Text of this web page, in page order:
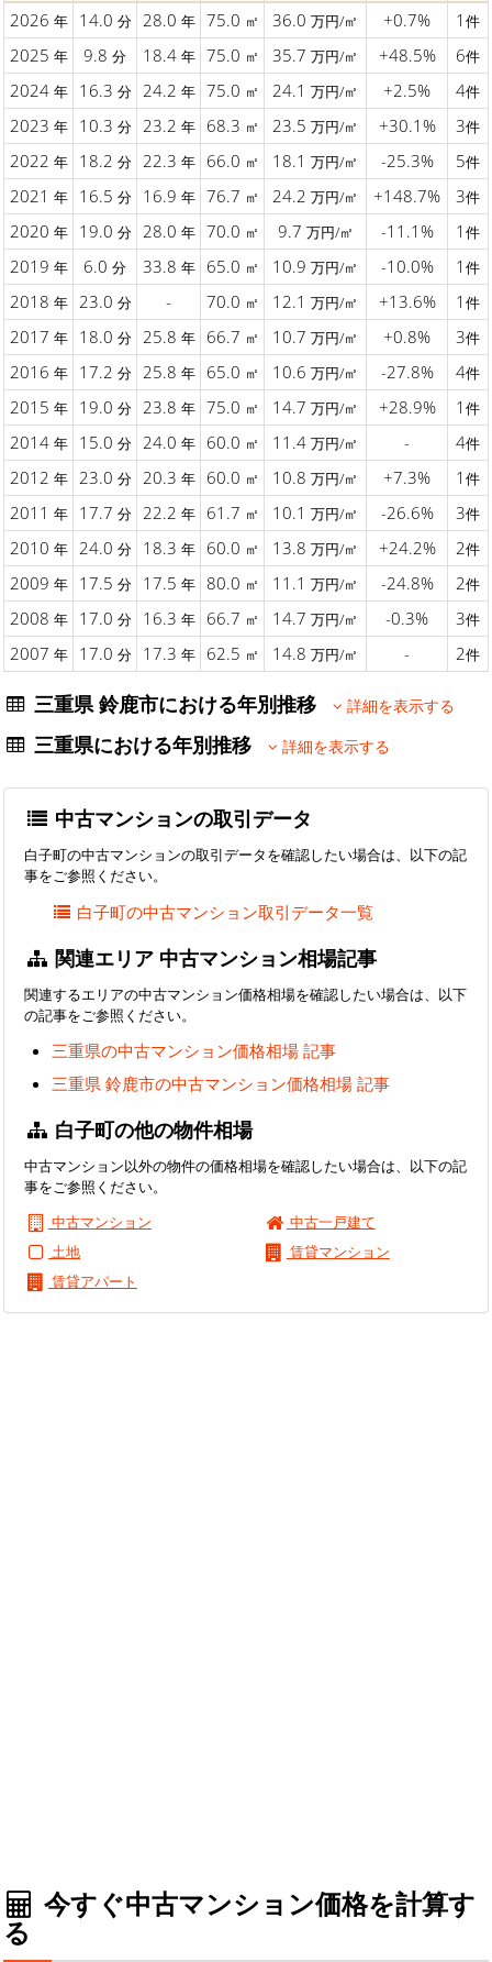
2026 年 14.0 分 28.0 年 75.0 ㎡ 36.0 万円/㎡ +0.7% 1 件
2025 年 9.8 分 18.4 年 75.0 ㎡ 35.7 万円/㎡ +48.5% 6件
2024 年 16.3 分 24.2 年 75.0 ㎡ 24.1 万円/㎡ +2.5% 4件
2023 年 10.3 分 23.2 年 68.3 ㎡ 23.5 万円/㎡ +30.1% 3件
2022 年 18.2 分 22.3 年 66.0 ㎡ 18.1 万円/㎡ -25.3% 5件
2021 年 16.5 分 16.9 年 76.7 ㎡ 24.2 万円/㎡ +148.7% 3件
2020 年 19.0 分 28.0 年 70.0 ㎡ 9.7 万円/㎡ -11.1% 1 件
2019 年 6.0 分 33.8 年 65.0 ㎡ 10.9 万円/㎡ -10.0% 1 件
2018 年 23.0 分 - 70.0 ㎡ 12.1 万円/㎡ +13.6% 1 件
2017 年 18.0 分 25.8 年 66.7 ㎡ 10.7 万円/㎡ +0.8% 3件
2016 年 17.2 分 25.8 年 65.0 ㎡ 10.6 万円/㎡ -27.8% 4件
2015 年 19.0 分 23.8 年 75.0 ㎡ 14.7 万円/㎡ +28.9% 1 件
2014 年 15.0 分 24.0 年 60.0 ㎡ 11.4 万円/㎡ - 4件
2012 年 23.0 分 20.3 年 60.0 ㎡ 10.8 万円/㎡ +7.3% 1 件
2011 年 17.7 分 22.2 年 61.7 ㎡ 10.1 万円/㎡ -26.6% 3件
2010 年 24.0 分 18.3 年 60.0 ㎡ 13.8 万円/㎡ +24.2% 2件
2009 年 17.5 分 17.5 年 80.0 ㎡ 11.1 万円/㎡ -24.8% 2件
2008 年 17.0 分 16.3 年 66.7 ㎡ 14.7 万円/㎡ -0.3% 3件
2007 年 17.0 分 17.3 年 62.5 ㎡ 14.8 万円/㎡ - 2件
三重県 鈴鹿市における年別推移 詳細を表示する
三重県における年別推移 詳細を表示する
中古マンションの取引データ
白子町の中古マンションの取引データを確認したい場合は、以下の記
事をご参照ください。
白子町の中古マンション取引データ一覧
関連エリア 中古マンション相場記事
関連するエリアの中古マンション価格相場を確認したい場合は、以下
の記事をご参照ください。
三重県の中古マンション価格相場 記事
三重県 鈴鹿市の中古マンション価格相場 記事
白子町の他の物件相場
中古マンション以外の物件の価格相場を確認したい場合は、以下の記
事をご参照ください。
中古マンション
中古一戸建て
土地
賃貸マンション
賃貸アパート
今すぐ中古マンション価格を計算す
る